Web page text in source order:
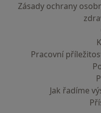
Zásady ochrany
Pracovní
Jak řadíme